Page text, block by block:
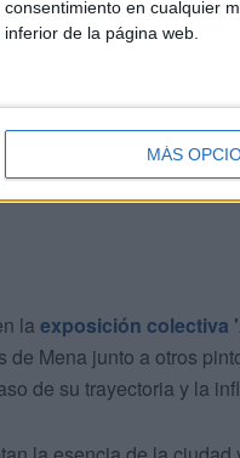
consentimiento en cualquier
inferior de la página web.
MÁS
de la acuarela
maestría de Mena en la
pureza técnica poco
la exposición colectiva
Mena junto a otros
de su trayectoria y la